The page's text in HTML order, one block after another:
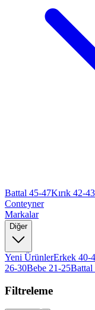
Battal 45-47Kırık 42-
Conteyner
Markalar
Diğer
Yeni ÜrünlerErkek 40-
26-30Bebe 21-25Battal
Filtreleme